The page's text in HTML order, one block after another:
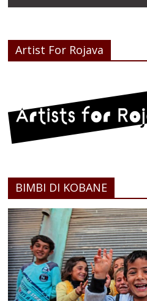
Artist For Rojava
BIMBI DI KOBANE